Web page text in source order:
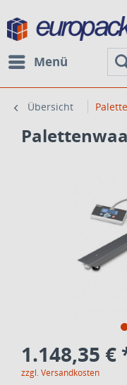
Menü
Übersicht
1.148,35 €
zzgl. Versandkosten